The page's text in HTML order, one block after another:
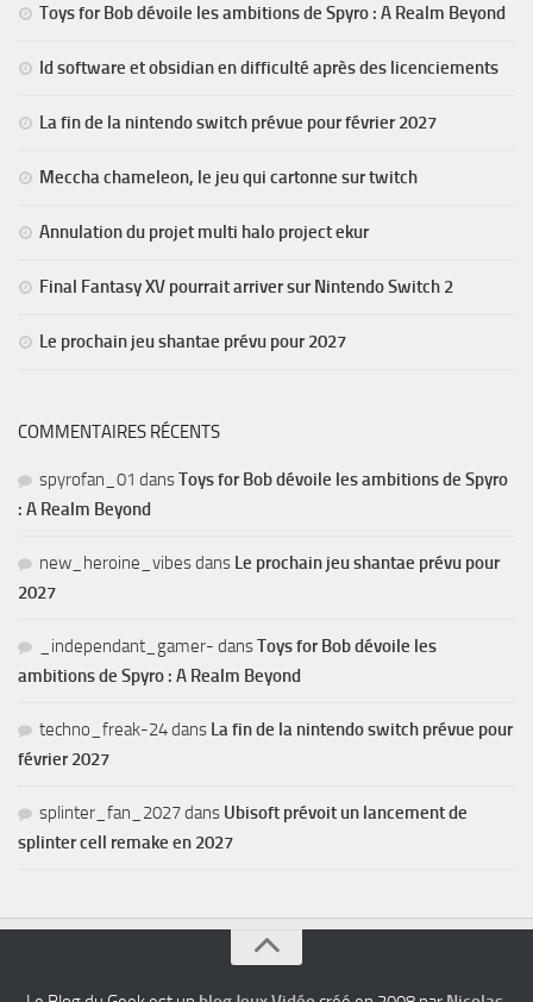
Toys for Bob dévoile les ambitions de Spyro : A Realm Beyond
Id software et obsidian en difficulté après des licenciements
La fin de la nintendo switch prévue pour février 2027
Meccha chameleon, le jeu qui cartonne sur twitch
Annulation du projet multi halo project ekur
Final Fantasy XV pourrait arriver sur Nintendo Switch 2
Le prochain jeu shantae prévu pour 2027
COMMENTAIRES RÉCENTS
spyrofan_01 dansToys for Bob dévoile les ambitions de Spyro
: A Realm Beyond
new_heroine_vibesdans Le prochain jeu shantae prévu pour
2027
_independant_gamer- dansToys for Bob dévoile les
ambitions de Spyro : A Realm Beyond
techno_freak-24dans La fin de la nintendo switch prévue pour
février 2027
splinter_fan_2027dans Ubisoft prévoit un lancement de
splinter cell remake en 2027